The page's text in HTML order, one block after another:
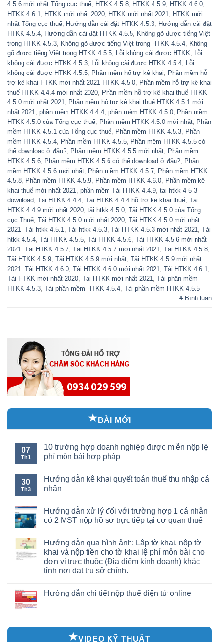
4.5.6 mới nhất Tổng cục thuế, HTKK 4.5.8, HTKK 4.5.9, HTKK 4.6.0,
HTKK 4.6.1, HTKK mới nhất 2020, HTKK mới nhất 2021, HTKK mới
nhất Tổng cục thuế, Hướng dẫn cài đặt HTKK 4.5.3, Hướng dẫn cài đặt
HTKK 4.5.4, Hướng dẫn cài đặt HTKK 4.5.5, Không gõ được tiếng Việt
trong HTKK 4.5.3, Không gõ được tiếng Việt trong HTKK 4.5.4, Không
gõ được tiếng Việt trong HTKK 4.5.5, Lỗi không cài được HTKK, Lỗi
không cài được HTKK 4.5.3, Lỗi không cài được HTKK 4.5.4, Lỗi
không cài được HTKK 4.5.5, Phần mềm hổ trợ kê khai, Phần mềm hỗ
trợ kê khai HTKK mới nhất 2021 HTKK 4.5.0, Phần mềm hỗ trợ kê khai
thuế HTKK 4.4.4 mới nhất 2020, Phần mềm hỗ trợ kê khai thuế HTKK
4.5.0 mới nhất 2021, Phần mềm hỗ trợ kê khai thuế HTKK 4.5.1 mới
nhất 2021, phần mềm HTKK 4.4.4, phần mềm HTKK 4.5.0, Phần mềm
HTKK 4.5.0 của Tổng cục thuế, Phần mềm HTKK 4.5.0 mới nhất, Phần
mềm HTKK 4.5.1 của Tổng cục thuế, Phần mềm HTKK 4.5.3, Phần
mềm HTKK 4.5.4, Phần mềm HTKK 4.5.5, Phần mềm HTKK 4.5.5 có
thể download ở đâu?, Phần mềm HTKK 4.5.5 mới nhất, Phần mềm
HTKK 4.5.6, Phần mềm HTKK 4.5.6 có thể download ở đâu?, Phần
mềm HTKK 4.5.6 mới nhất, Phần mềm HTKK 4.5.7, Phần mềm HTKK
4.5.8, Phần mềm HTKK 4.5.9, Phần mềm HTKK 4.6.0, Phần mềm kê
khai thuế mới nhất 2021, phần mềm Tải HTKK 4.4.9, tai htkk 4 5 3
download, Tải HTKK 4.4.4, Tải HTKK 4.4.4 hỗ trợ kê khai thuế, Tải
HTKK 4.4.9 mới nhất 2020, tải htkk 4.5.0, Tải HTKK 4.5.0 của Tổng
cục Thuế, Tải HTKK 4.5.0 mới nhất 2020, Tải HTKK 4.5.0 mới nhất
2021, Tải htkk 4.5.1, Tải htkk 4.5.3, Tải HTKK 4.5.3 mới nhất 2021, Tải
htkk 4.5.4, Tải HTKK 4.5.5, Tải HTKK 4.5.6, Tải HTKK 4.5.6 mới nhất
2021, Tải HTKK 4.5.7, Tải HTKK 4.5.7 mới nhất 2021, Tải HTKK 4.5.8,
Tải HTKK 4.5.9, Tải HTKK 4.5.9 mới nhất, Tải HTKK 4.5.9 mới nhất
2021, Tải HTKK 4.6.0, Tải HTKK 4.6.0 mới nhất 2021, Tải HTKK 4.6.1,
Tải HTKK mới nhất 2020, Tải HTKK mới nhất 2021, Tài phần mềm
HTKK 4.5.3, Tài phần mềm HTKK 4.5.4, Tài phần mềm HTKK 4.5.5
4Bình luận
BÀI MỚI
07
Th1
10 trường hợp doanh nghiệp được miễn nộp lệ
phí môn bài hợp pháp
30
Th3
Hướng dẫn kê khai quyết toán thuế thu nhập cá
nhân
Hướng dẫn xử lý đối với trường hợp 1 cá nhân
có 2 MST nộp hồ sơ trực tiếp tại cơ quan thuế
Hướng dẫn qua hình ảnh: Lập tờ khai, nộp tờ
khai và nộp tiền cho tờ khai lệ phí môn bài cho
đơn vị trực thuộc (Địa điểm kinh doanh) khác
tỉnh nơi đặt trụ sở chính.
Hướng dẫn chi tiết nộp thuế điện tử online
VIDEO KỸ THUẬT